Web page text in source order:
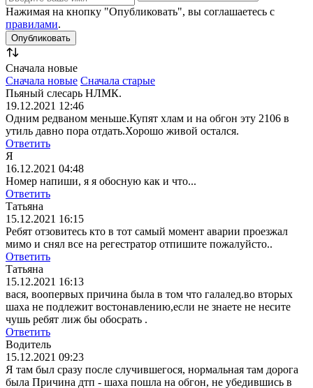
Нажимая на кнопку "Опубликовать", вы соглашаетесь с
правилами.
Сначала новые
Сначала новые Сначала старые
Пьяный слесарь НЛМК.
19.12.2021 12:46
Одним редваном меньше.Купят хлам и на обгон эту 2106 в
утиль давно пора отдать.Хорошо живой остался.
Ответить
Я
16.12.2021 04:48
Номер напиши, я я обосную как и что...
Ответить
Татьяна
15.12.2021 16:15
Ребят отзовитесь кто в тот самый момент аварии проезжал
мимо и снял все на регестратор отпишите пожалуйсто..
Ответить
Татьяна
15.12.2021 16:13
вася, воопервых причина была в том что галалед.во вторых
шаха не подлежит востонавлению,если не знаете не несите
чушь ребят лиж бы обосрать .
Ответить
Водитель
15.12.2021 09:23
Я там был сразу после случившегося, нормальная там дорога
была Причина дтп - шаха пошла на обгон, не убедившись в